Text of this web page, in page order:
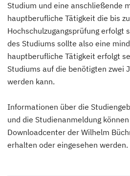
Studium und eine anschließende
hauptberufliche Tätigkeit die bis
Hochschulzugangsprüfung erfolgt
des Studiums sollte also eine
hauptberufliche Tätigkeit erfolgt
Studiums auf die benötigten zwei
werden kann.
Informationen über die
und die Studienanmeldung
Downloadcenter der Wilhelm
erhalten oder eingesehen werden.